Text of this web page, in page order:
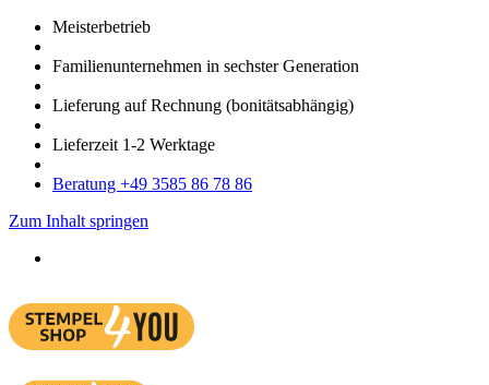
Meister­betrieb
Familien­unter­nehmen in sechster Gene­ration
Lieferung auf Rech­nung (bonitätsabhängig)
Liefer­zeit 1-2 Werk­tage
Bera­tung +49 3585 86 78 86
Zum Inhalt springen